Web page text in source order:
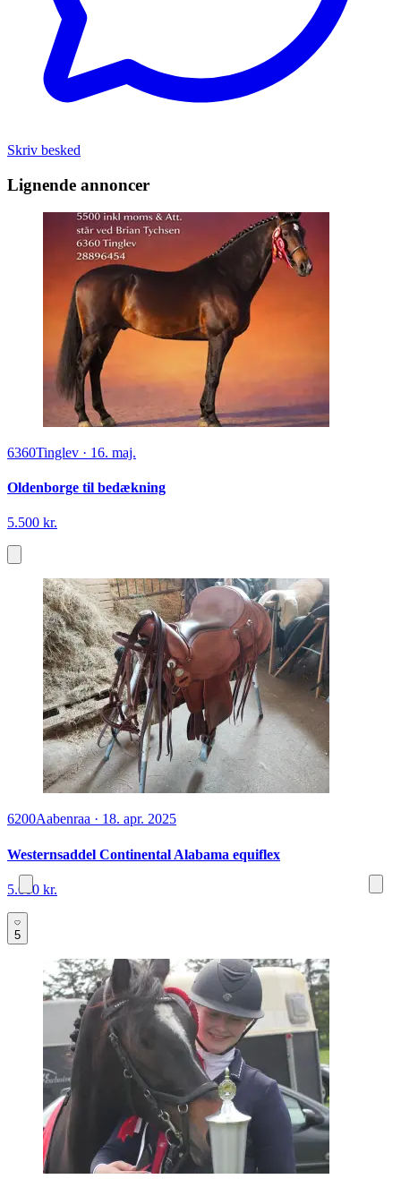
Skriv besked
Lignende annoncer
6360Tinglev · 16. maj.
Oldenborge til bedækning
5.500 kr.
6200Aabenraa · 18. apr. 2025
Westernsaddel Continental Alabama equiflex
5.000 kr.
5